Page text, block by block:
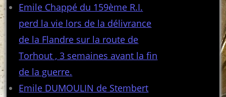
Emile Chappé du 159ème R.I.
perd la vie lors de la délivrance
de la Flandre sur la route de
Torhout , 3 semaines avant la fin
de la guerre.
Emile DUMOULIN de Stembert